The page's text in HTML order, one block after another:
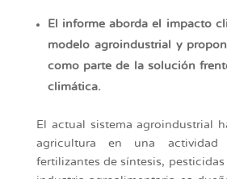
El informe aborda el impacto
modelo agroindustrial y
como parte de la solución
climática.
El actual sistema agroindustrial
agricultura en una actividad
fertilizantes de síntesis,